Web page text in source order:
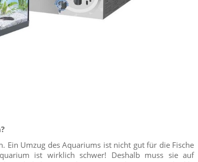
Ein Umzug des Aquariums ist nicht gut für die Fische
ist wirklich schwer! Deshalb muss sie auf